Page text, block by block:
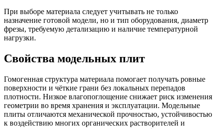
При выборе материала следует учитывать не только
назначение готовой модели, но и тип оборудования, диаметр
фрезы, требуемую детализацию и наличие температурной
нагрузки.
Свойства модельных плит
Гомогенная структура материала помогает получать ровные
поверхности и чёткие грани без локальных перепадов
плотности. Низкое влагопоглощение снижает риск изменения
геометрии во время хранения и эксплуатации. Модельные
плиты отличаются механической прочностью, устойчивостью
к воздействию многих органических растворителей и